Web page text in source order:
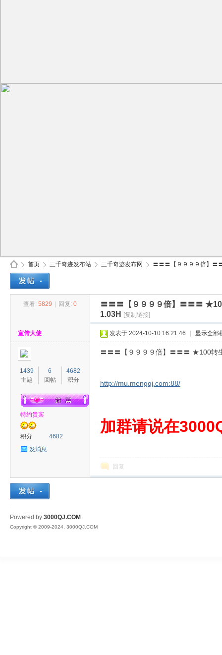
QJ
首页
›
三千奇迹发布站 三千奇迹发布网
›
〓〓〓【９９９９倍】〓
查看: 5829 回复: 0
〓〓〓【９９９９倍】〓〓〓
1.03H
[复制链接]
宣传大使
1439
主题
6
回帖
4682
积分
特约贵宾
积分
4682
发消息
发表于 2024-10-10 16:21:46 显示全部
〓〓〓【９９９９倍】〓〓〓 ★100转
http://mu.mengqj.com:88/
加群请说在
回复
Powered by 3000QJ.COM
Copyright © 2009-2024, 3000QJ.COM